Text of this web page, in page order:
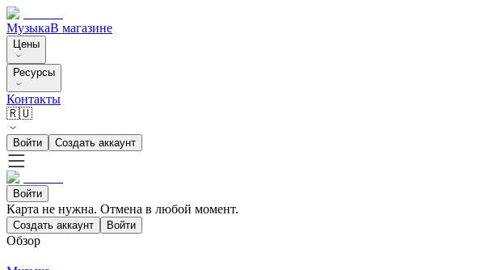
МузыкаВ магазине
Цены
Ресурсы
Контакты
🇷🇺
Войти Создать аккаунт
Войти
Карта не нужна. Отмена в любой момент.
Создать аккаунт Войти
Обзор